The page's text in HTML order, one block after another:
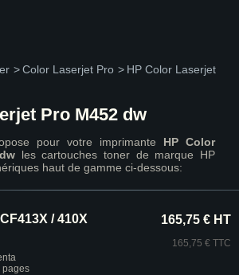
>Color Laserjet Pro > HP Color Laserjet
Pro M452 dw
pour votre imprimante HP Color
les cartouches toner de marque HP
haut de gamme ci-dessous:
/ 410X
pages
165,75 € HT
165,75 € TTC